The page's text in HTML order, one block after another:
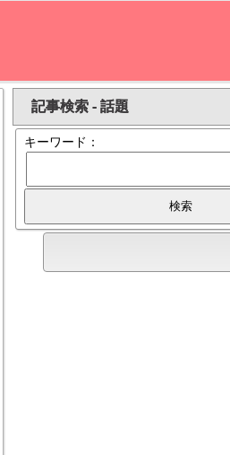
記事検索 - 話題
キーワード：